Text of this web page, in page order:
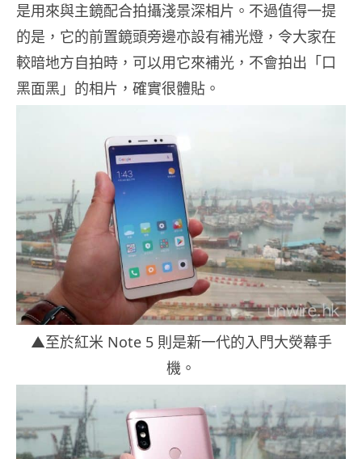
是用來與主鏡配合拍攝淺景深相片。不過值得一提
的是，它的前置鏡頭旁邊亦設有補光燈，令大家在
較暗地方自拍時，可以用它來補光，不會拍出「口
黑面黑」的相片，確實很體貼。
▲至於紅米 Note 5 則是新一代的入門大熒幕手
機。